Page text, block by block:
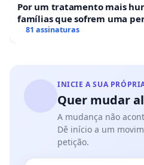
Por um tratamento mais
famílias que sofrem uma
hospitais portugueses
81 assinaturas
INICIE A SUA
Quer mudar
A mudança não
Dê início a um
petição.